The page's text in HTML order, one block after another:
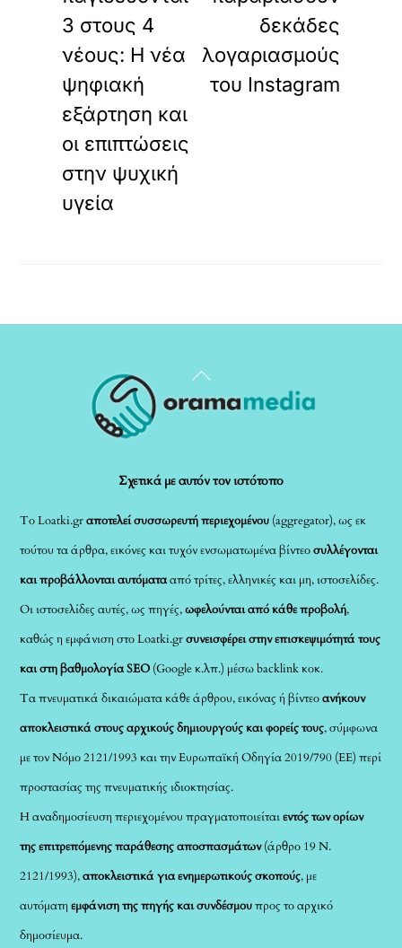
3 στους 4
νέους: Η νέα
ψηφιακή
εξάρτηση και
οι επιπτώσεις
στην ψυχική
υγεία
δεκάδες
λογαριασμούς
του Instagram
Back
To
Σχετικά με αυτόν τον ιστότοπο
Το Loatki.grαποτελεί συσσωρευτή περιεχομένου (aggregator), ως εκ
τούτου τα άρθρα, εικόνες και τυχόν ενσωματωμένα βίντεοσυλλέγονται
και προβάλλονται αυτόματααπό τρίτες, ελληνικές και μη, ιστοσελίδες.
Οι ιστοσελίδες αυτές, ως πηγές,ωφελούνται από κάθε προβολή,
καθώς η εμφάνιση στο Loatki.grσυνεισφέρει στην επισκεψιμότητά τους
και στη βαθμολογία SEO (Google κ.λπ.) μέσω backlink κοκ.
Τα πνευματικά δικαιώματα κάθε άρθρου, εικόνας ή βίντεοανήκουν
αποκλειστικά στους αρχικούς δημιουργούς και φορείς τους, σύμφωνα
με τον Νόμο 2121/1993 και την Ευρωπαϊκή Οδηγία 2019/790 (ΕΕ) περί
προστασίας της πνευματικής ιδιοκτησίας.
Η αναδημοσίευση περιεχομένου πραγματοποιείταιεντός των ορίων
της επιτρεπόμενης παράθεσης αποσπασμάτων(άρθρο 19 Ν.
2121/1993),αποκλειστικά για ενημερωτικούς σκοπούς, με
αυτόματηεμφάνιση της πηγής και συνδέσμουπρος το αρχικό
δημοσίευμα.